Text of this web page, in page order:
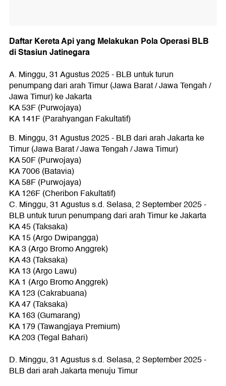
Daftar Kereta Api yang Melakukan Pola Operasi BLB
di Stasiun Jatinegara
A. Minggu, 31 Agustus 2025 - BLB untuk turun
penumpang dari arah Timur (Jawa Barat / Jawa Tengah /
Jawa Timur) ke Jakarta
KA 53F (Purwojaya)
KA 141F (Parahyangan Fakultatif)
B. Minggu, 31 Agustus 2025 - BLB dari arah Jakarta ke
Timur (Jawa Barat / Jawa Tengah / Jawa Timur)
KA 50F (Purwojaya)
KA 7006 (Batavia)
KA 58F (Purwojaya)
KA 126F (Cheribon Fakultatif)
C. Minggu, 31 Agustus s.d. Selasa, 2 September 2025 -
BLB untuk turun penumpang dari arah Timur ke Jakarta
KA 45 (Taksaka)
KA 15 (Argo Dwipangga)
KA 3 (Argo Bromo Anggrek)
KA 43 (Taksaka)
KA 13 (Argo Lawu)
KA 1 (Argo Bromo Anggrek)
KA 123 (Cakrabuana)
KA 47 (Taksaka)
KA 163 (Gumarang)
KA 179 (Tawangjaya Premium)
KA 203 (Tegal Bahari)
D. Minggu, 31 Agustus s.d. Selasa, 2 September 2025 -
BLB dari arah Jakarta menuju Timur